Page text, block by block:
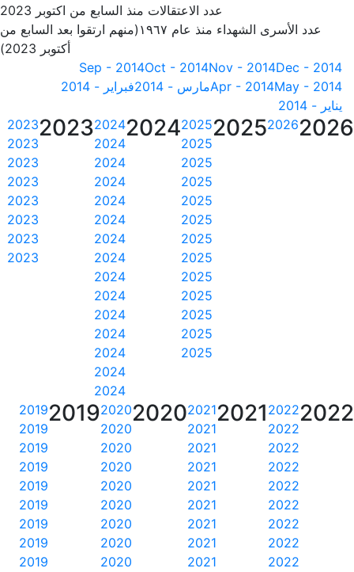
عدد الاعتقالات منذ السابع من اكتوبر 2023
عدد الأسرى الشهداء منذ عام ١٩٦٧(منهم ارتقوا بعد السابع من
أكتوبر 2023)
Dec - 2014
Nov - 2014
Oct - 2014
Sep - 2014
May - 2014
Apr - 2014مارس - 2014
فبراير - 2014
يناير - 2014
2026
2026
2025
2025
2025
2025
2025
2025
2025
2025
2025
2025
2025
2025
2025
2025
2024
2024
2024
2024
2024
2024
2024
2024
2024
2024
2024
2024
2024
2024
2024
2024
2023
2023
2023
2023
2023
2023
2023
2023
2023
2022
2022
2022
2022
2022
2022
2022
2022
2022
2022
2021
2021
2021
2021
2021
2021
2021
2021
2021
2021
2020
2020
2020
2020
2020
2020
2020
2020
2020
2020
2019
2019
2019
2019
2019
2019
2019
2019
2019
2019